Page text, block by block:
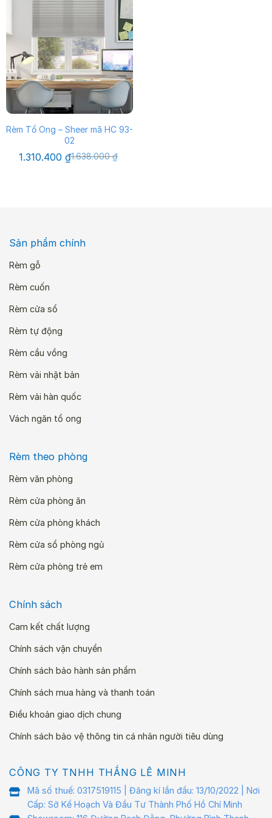
Rèm Tổ Ong – Sheer mã HC 93-
02
1.638.000₫
Giá
gốc
1.310.400 ₫Giá
hiện
Sản phẩm chính
Rèm gỗ
Rèm cuốn
Rèm cửa sổ
Rèm tự động
Rèm cầu vồng
Rèm vải nhật bản
Rèm vải hàn quốc
Vách ngăn tổ ong
Rèm theo phòng
Rèm văn phòng
Rèm cửa phòng ăn
Rèm cửa phòng khách
Rèm cửa sổ phòng ngủ
Rèm cửa phòng trẻ em
Chính sách
Cam kết chất lượng
Chính sách vận chuyển
Chính sách bảo hành sản phẩm
Chính sách mua hàng và thanh toán
Điều khoản giao dịch chung
Chính sách bảo vệ thông tin cá nhân người tiêu dùng
CÔNG TY TNHH THẮNG LÊ MINH
Mã số thuế: 0317519115 | Đăng kí lần đầu: 13/10/2022 | Nơi
Cấp: Sở Kế Hoạch Và Đầu Tư Thành Phố Hồ Chí Minh